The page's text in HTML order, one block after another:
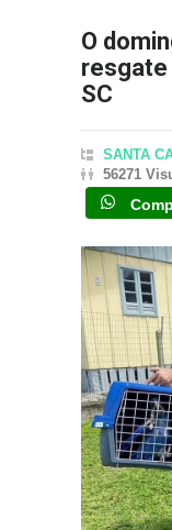
O
resgate
SC
SANTA
56271